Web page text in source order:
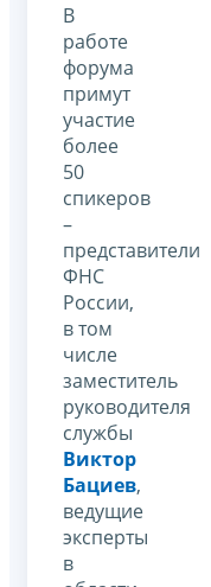
В
работе
форума
примут
участие
более
50
спикеров
–
представители
ФНС
России,
в том
числе
заместитель
руководителя
службы
Виктор
Бациев,
ведущие
эксперты
в